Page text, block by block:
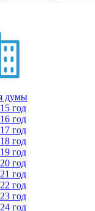
думы
год
год
год
год
год
год
год
год
год
год